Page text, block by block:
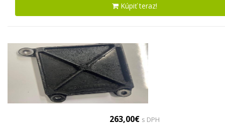
Kúpiť teraz!
263,00€ s DPH